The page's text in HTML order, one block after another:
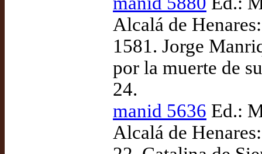
Alcalá de
1581. Jorge
por la muerte de
24.
manid 5636 Ed.:
Alcalá de